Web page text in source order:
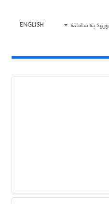
ورود به سامانه ENGLISH